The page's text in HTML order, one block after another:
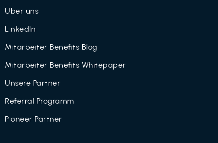
Über uns
LinkedIn
Mitarbeiter Benefits Blog
Mitarbeiter Benefits Whitepaper
Unsere Partner
Referral Programm
Pioneer Partner